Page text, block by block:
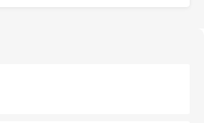
風情を楽しめる外せないスポット